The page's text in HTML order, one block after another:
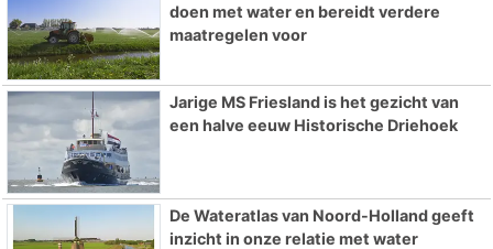
doen met water en bereidt verdere
maatregelen voor
Jarige MS Friesland is het gezicht van
een halve eeuw Historische Driehoek
De Wateratlas van Noord-Holland geeft
inzicht in onze relatie met water